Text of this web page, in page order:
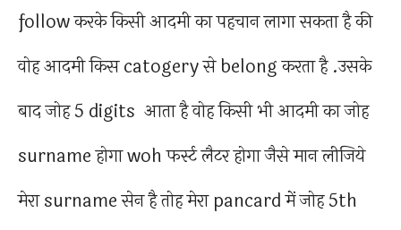
follow करके किसी आदमी का पहचान लागा सकता है की
वोह आदमी किस catogery से belong करता है .उसके
बाद जोह 5 digits आता है वोह किसी भी आदमी का जोह
surname होगा woh फर्स्ट लैटर होगा जैसे मान लीजिये
मेरा surname सेन है तोह मेरा pancard में जोह 5th